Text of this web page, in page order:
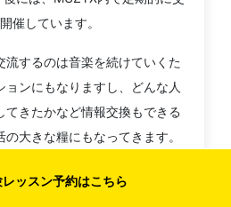
催しています。
流するのは音楽を続けていくた
ンにもなりますし、どんな人
てきたかなど情報交換もできる
大きな糧にもなってきます。
加入される方が多いため「始め
ッスン予約はこちら